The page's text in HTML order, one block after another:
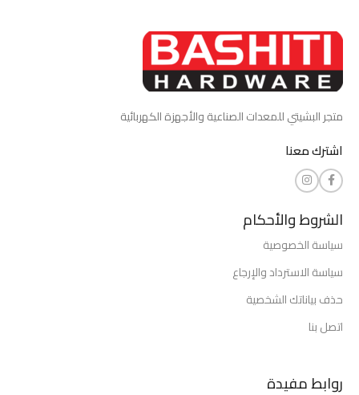
متجر البشيتي للمعدات الصناعية والأجهزة الكهربائية
اشترك معنا
الشروط والأحكام
سياسة الخصوصية
سياسة الاسترداد والإرجاع
حذف بياناتك الشخصية
اتصل بنا
روابط مفيدة